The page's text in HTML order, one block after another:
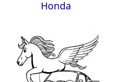
Honda